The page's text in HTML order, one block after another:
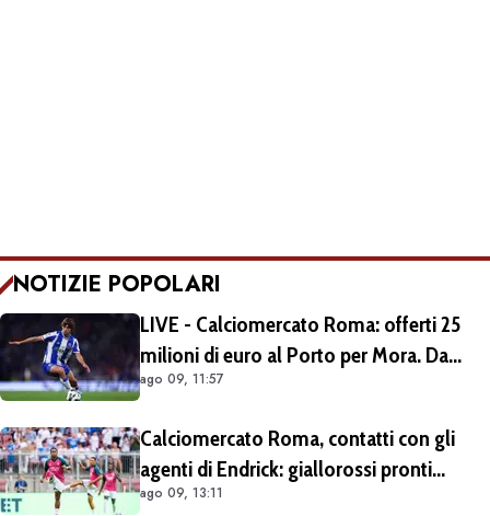
NOTIZIE POPOLARI
LIVE - Calciomercato Roma: offerti 25
milioni di euro al Porto per Mora. Da
escludere il prestito con diritto di riscatto.
ago 09, 11:57
Calciomercato Roma, contatti con gli
agenti di Endrick: giallorossi pronti
all'affondo. Aston Villa forte sul
ago 09, 13:11